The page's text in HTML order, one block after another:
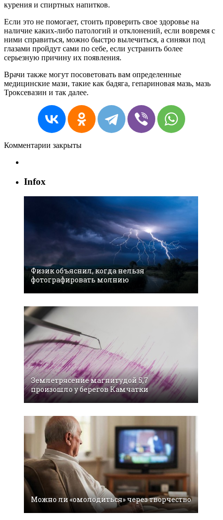
курения и спиртных напитков.
Если это не помогает, стоить проверить свое здоровье на
наличие каких-либо патологий и отклонений, если вовремя с
ними справиться, можно быстро вылечиться, а синяки под
глазами пройдут сами по себе, если устранить более
серьезную причину их появления.
Врачи также могут посоветовать вам определенные
медицинские мази, такие как бадяга, гепариновая мазь, мазь
Троксевазин и так далее.
Комментарии закрыты
Infox
Физик объяснил, когда нельзя
фотографировать молнию
Землетрясение магнитудой 5,7
произошло у берегов Камчатки
Можно ли «омолодиться» через творчество